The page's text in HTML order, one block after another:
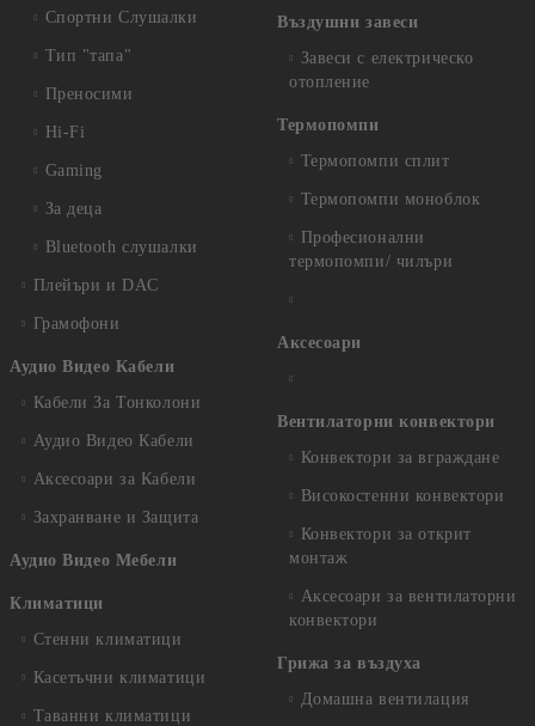
Спортни Слушалки
Тип "тапа"
Преносими
Hi-Fi
Gaming
За деца
Bluetooth слушалки
Плейъри и DAC
Грамофони
Аудио Видео Кабели
Кабели За Тонколони
Аудио Видео Кабели
Аксесоари за Кабели
Захранване и Защита
Аудио Видео Мебели
Климатици
Стенни климатици
Касетъчни климатици
Таванни климатици
Въздушни завеси
Завеси с електрическо
отопление
Термопомпи
Термопомпи сплит
Термопомпи моноблок
Професионални
термопомпи/ чилъри
Аксесоари
Вентилаторни конвектори
Конвектори за вграждане
Високостенни конвектори
Конвектори за открит
монтаж
Аксесоари за вентилаторни
конвектори
Грижа за въздуха
Домашна вентилация